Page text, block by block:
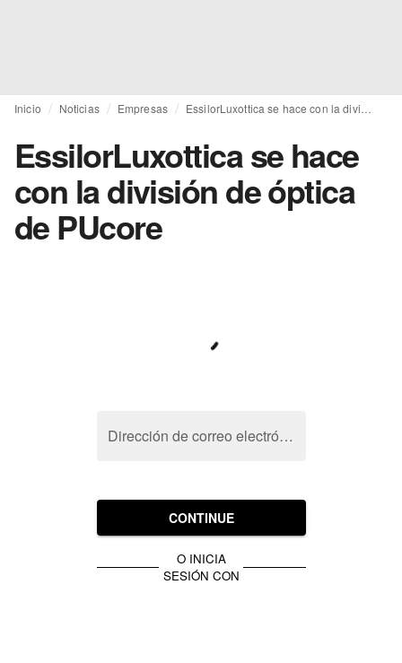
Inicio Noticias Empresas
EssilorLuxottica se hace
con la división de óptica
de PUcore
Dirección de correo electrónico
CONTINUE
O INICIA
SESIÓN CON